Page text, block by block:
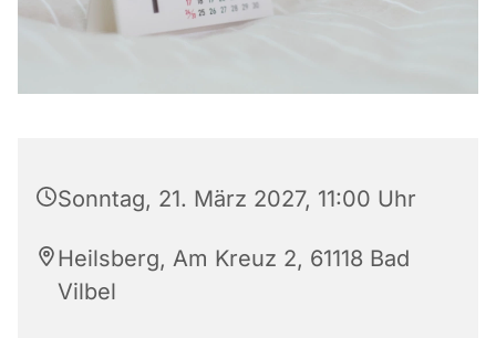
Sonntag, 21. März 2027, 11:00 Uhr
Heilsberg, Am Kreuz 2, 61118 Bad
Vilbel